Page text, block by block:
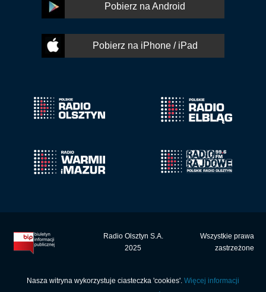
Pobierz na Android
Pobierz na iPhone / iPad
Radio Olsztyn S.A.
2025
Wszystkie prawa
zastrzeżone
Nasza witryna wykorzystuje ciasteczka 'cookies'. Więcej informacji